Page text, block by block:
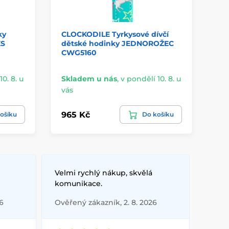
8. u
CLOCKODILE Tyrkysové dívčí
dětské hodinky JEDNOROŽEC
CWG5160
Skladem u nás, v pondělí 10. 8. u
vás
965 Kč Do košíku
Velmi rychlý nákup, skvělá
komunikace.
Ověřený zákazník, 2. 8. 2026